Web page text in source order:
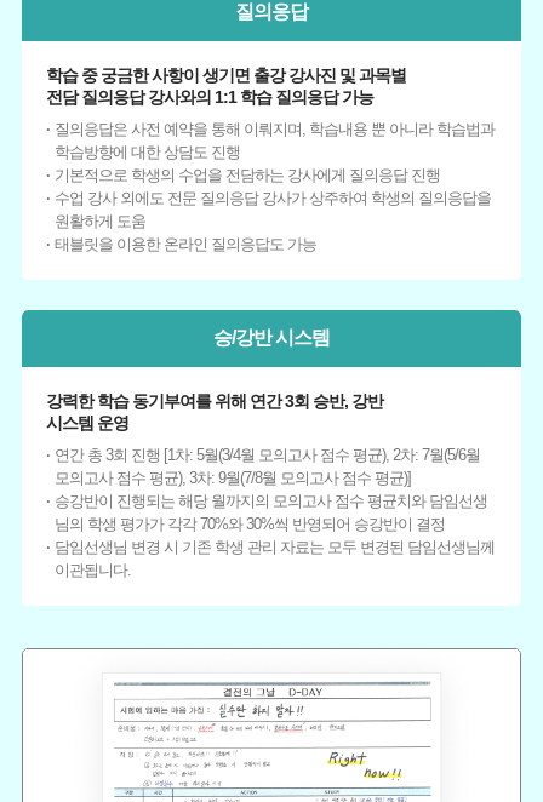
질의응답
학습 중 궁금한 사항이 생기면 출강 강사진 및 과목별
전담 질의응답 강사와의 1:1 학습 질의응답 가능
질의응답은 사전 예약을 통해 이뤄지며, 학습내용 뿐 아니라 학습법과
학습방향에 대한 상담도 진행
기본적으로 학생의 수업을 전담하는 강사에게 질의응답 진행
수업 강사 외에도 전문 질의응답 강사가 상주하여 학생의 질의응답을
원활하게 도움
태블릿을 이용한 온라인 질의응답도 가능
승/강반 시스템
강력한 학습 동기부여를 위해 연간 3회 승반, 강반
시스템 운영
연간 총 3회 진행 [1차: 5월(3/4월 모의고사 점수 평균), 2차: 7월(5/6월
모의고사 점수 평균), 3차: 9월(7/8월 모의고사 점수 평균)]
승강반이 진행되는 해당 월까지의 모의고사 점수 평균치와 담임선생
님의 학생 평가가 각각 70%와 30%씩 반영되어 승강반이 결정
담임선생님 변경 시 기존 학생 관리 자료는 모두 변경된 담임선생님께
이관됩니다.